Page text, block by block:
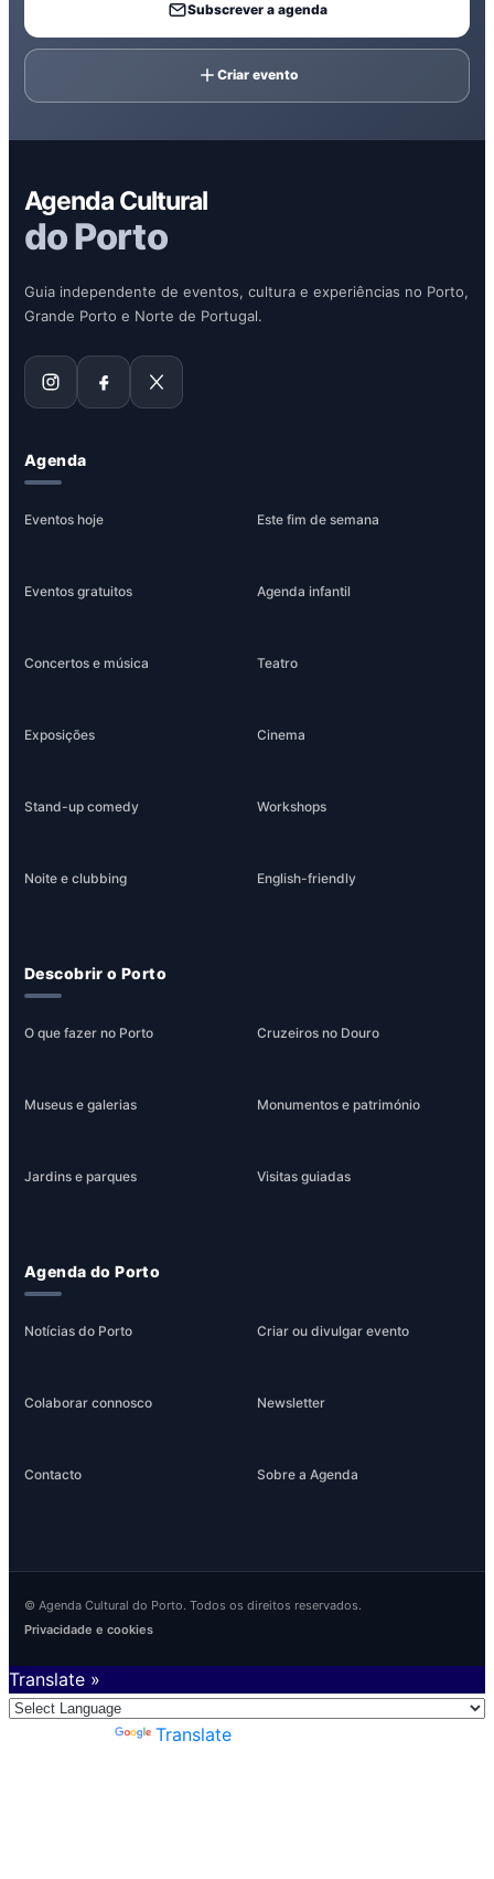
Subscrever a agenda
Criar evento
Agenda Cultural
do Porto
Guia independente de eventos, cultura e experiências no Porto,
Grande Porto e Norte de Portugal.
Agenda
Eventos hoje Este fim de semana
Eventos gratuitos Agenda infantil
Concertos e música Teatro
Exposições Cinema
Stand-up comedy Workshops
Noite e clubbing English-friendly
Descobrir o Porto
O que fazer no Porto Cruzeiros no Douro
Museus e galerias Monumentos e património
Jardins e parques Visitas guiadas
Agenda do Porto
Notícias do Porto Criar ou divulgar evento
Colaborar connosco Newsletter
Contacto Sobre a Agenda
© Agenda Cultural do Porto. Todos os direitos reservados.
Privacidade e cookies
Translate »
Translate